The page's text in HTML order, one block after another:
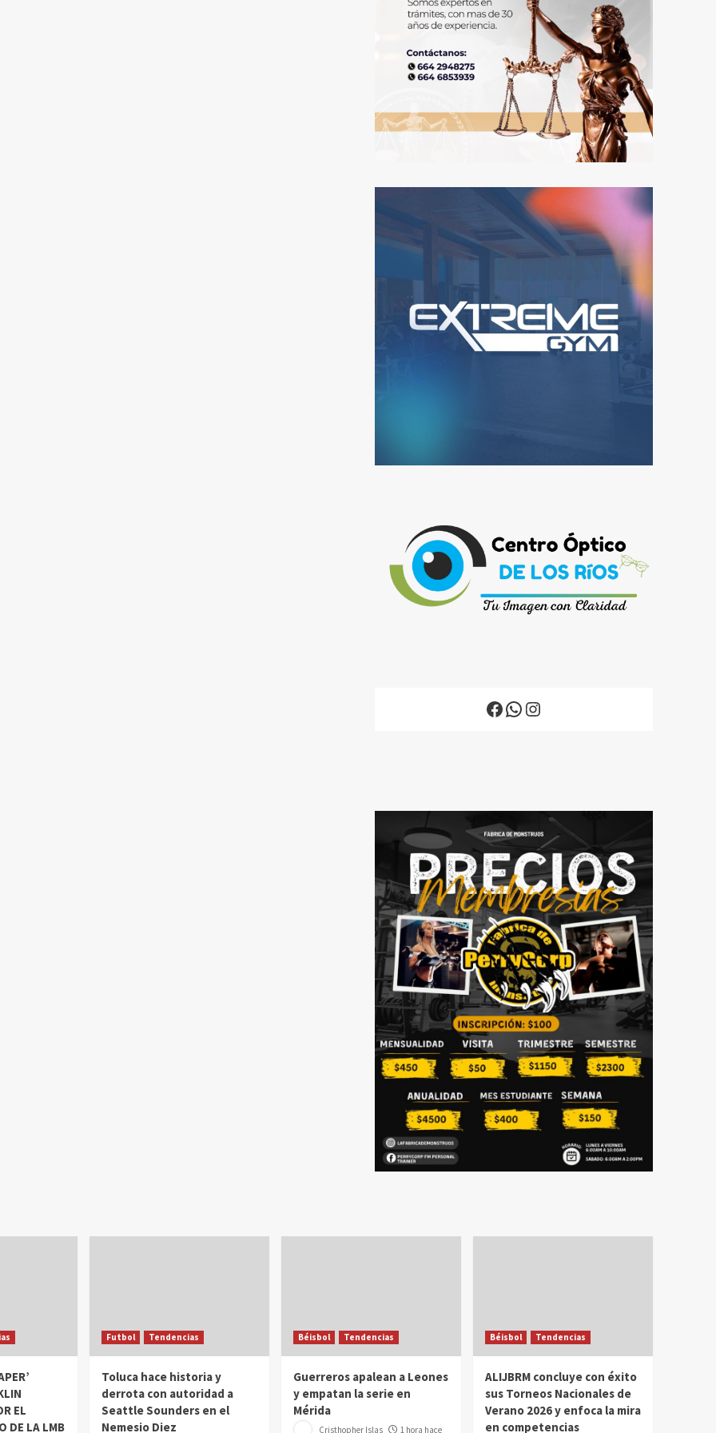
Facebook
WhatsApp
Instagram
EL
DE LA LMB
Futbol Tendencias
Toluca hace historia y
derrota con autoridad a
Seattle Sounders en el
Nemesio Diez
Béisbol Tendencias
Guerreros apalean a Leones
y empatan la serie en
Mérida
Cristhopher Islas 1 hora hace
Béisbol Tendencias
ALIJBRM concluye con éxito
sus Torneos Nacionales de
Verano 2026 y enfoca la mira
en competencias